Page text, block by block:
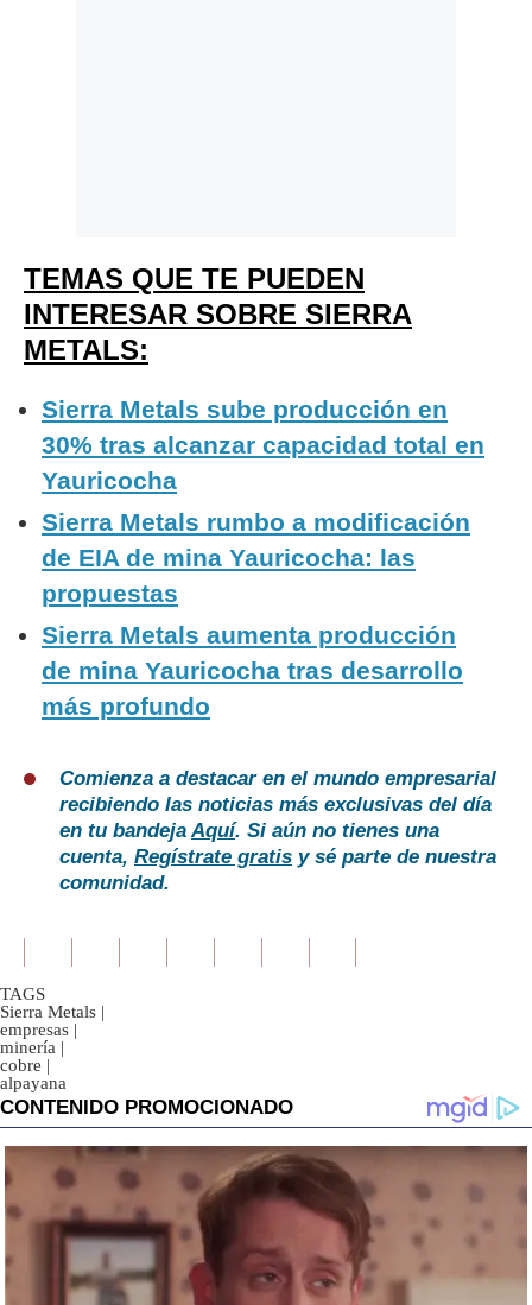
TEMAS QUE TE PUEDEN
INTERESAR SOBRE SIERRA
METALS:
Sierra Metals sube producción en
30% tras alcanzar capacidad total en
Yauricocha
Sierra Metals rumbo a modificación
de EIA de mina Yauricocha: las
propuestas
Sierra Metals aumenta producción
de mina Yauricocha tras desarrollo
más profundo
Comienza a destacar en el mundo empresarial
recibiendo las noticias más exclusivas del día
en tu bandejaAquí. Si aún no tienes una
cuenta, Regístrate gratis y sé parte de nuestra
comunidad.
TAGS
Sierra Metals |
empresas |
minería |
cobre |
alpayana